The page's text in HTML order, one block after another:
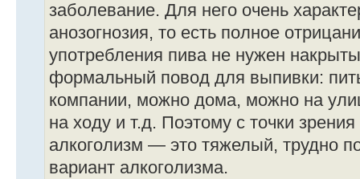
заболевание. Для него очень
анозогнозия, то есть полное
употребления пива не нужен
формальный повод для выпивки:
компании, можно дома, можно на
на ходу и т.д. Поэтому с точки
алкоголизм — это тяжелый, трудно
вариант алкоголизма.